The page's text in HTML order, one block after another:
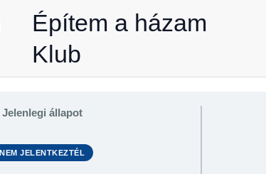
Építem a házam
Klub
Jelenlegi állapot
NEM JELENTKEZTÉL